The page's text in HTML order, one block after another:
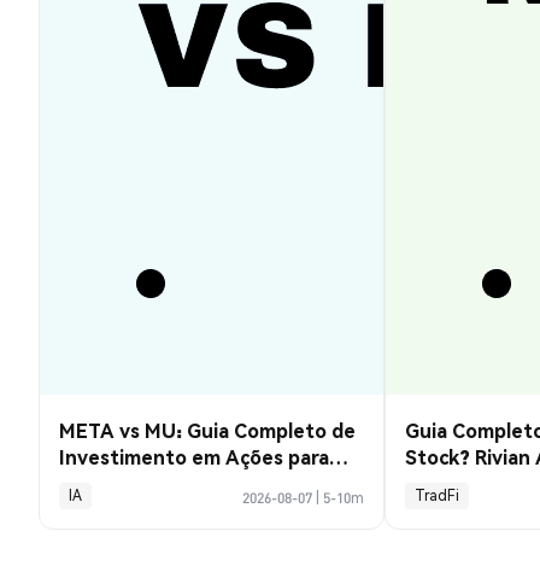
META vs MU: Guia Completo de
Investimento em Ações para
2026
IA 2026-08-07 5-10m
Guia
Stock?
Explicado
TradFi